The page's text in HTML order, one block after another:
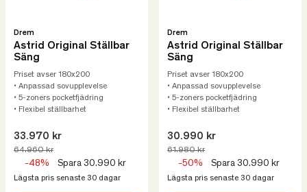
Drem
Astrid Original Ställbar
Säng
Priset avser 180x200
• Anpassad sovupplevelse
• 5-zoners pocketfjädring
• Flexibel ställbarhet
33.970 kr
64.960 kr
-48% Spara 30.990 kr
Lägsta pris senaste 30 dagar
Drem
Astrid Original Ställbar
Säng
Priset avser 180x200
• Anpassad sovupplevelse
• 5-zoners pocketfjädring
• Flexibel ställbarhet
30.990 kr
61.980 kr
-50% Spara 30.990 kr
Lägsta pris senaste 30 dagar